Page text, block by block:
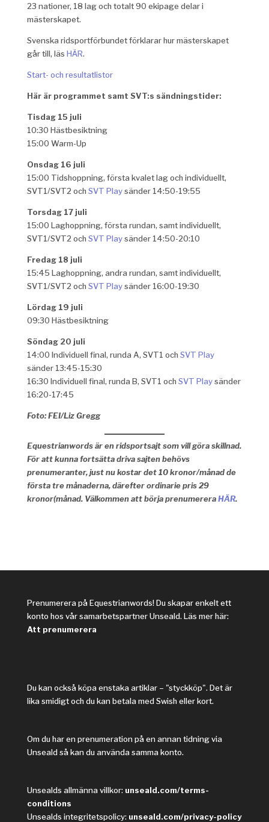
23 nationer, 18 lag och totalt 90 ekipage delar i
mästerskapet.
Svenska ridsportförbundet förklarar hur mästerskapet
går till, läs HÄR.
Start- och resultatlistor
Här är programmet samt SVT:s sändningstider:
Tisdag 15 juli
10:30 Hästbesiktning
15:00 Warm-Up
Onsdag 16 juli
15:00 Tidshoppning, första kvalet lag och individuellt,
SVT1/SVT2 och SVT Playsänder 14:50-19:55
Torsdag 17 juli
15:00 Laghoppning, första rundan, samt individuellt,
SVT1/SVT2 och SVT Playsänder 14:50-20:10
Fredag 18 juli
15:45 Laghoppning, andra rundan, samt individuellt,
SVT1/SVT2 och SVT Playsänder 16:00-19:30
Lördag 19 juli
09:30 Hästbesiktning
Söndag 20 juli
14:00 Individuell final, runda A, SVT1 och SVT Play
sänder 13:45-15:30
16:30 Individuell final, runda B, SVT1 och SVT Playsänder
16:20-17:45
Foto: FEI/Liz Gregg
Equestrianwords är en ridsportsajt som vill göra skillnad.
För att kunna fortsätta driva sajten behövs
prenumeranter, just nu kostar det 10 kronor/månad de
första tre månaderna, därefter ordinarie pris 29
kronor(månad. Välkommen att börja prenumereraHÄR.
Prenumerera på Equestrianwords! Du skapar enkelt ett
konto hos vår samarbetspartner Unseald. Läs mer här:
Att prenumerera
Du kan också köpa enstaka artiklar – "styckköp". Det är
lika smidigt och du kan betala med Swish eller kort.
Om du har en prenumeration på en annan tidning via
Unseald så kan du använda samma konto.
Unsealds allmänna villkor: unseald.com/terms-
conditions
Unsealds integritetspolicy: unseald.com/privacy-policy